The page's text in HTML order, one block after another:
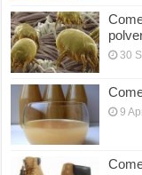
30
9